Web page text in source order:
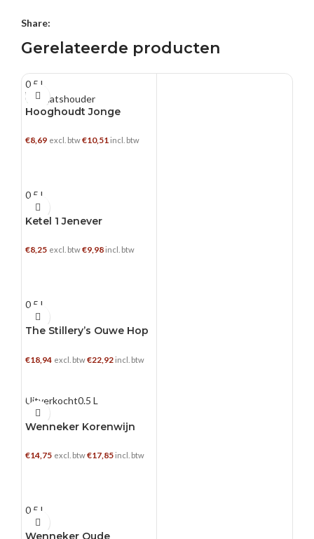
Share:
Gerelateerde producten
0.5 L
Hooghoudt Jonge
€8,69 excl. btw€10,51 incl. btw
0.5 L
Ketel 1 Jenever
€8,25 excl. btw€9,98 incl. btw
0.5 L
The Stillery’s Ouwe Hop
€18,94 excl. btw€22,92 incl. btw
Uitverkocht0.5 L
Wenneker Korenwijn
€14,75 excl. btw€17,85 incl. btw
0.5 L
Wenneker Oude